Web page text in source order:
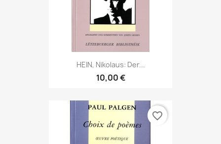
HEIN, Nikolaus: Der...
10,00 €
favorite_border